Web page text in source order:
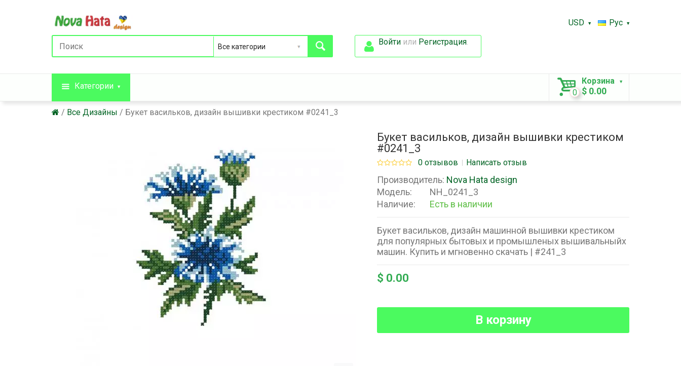
USD
Рус
Войтиили Регистрация.
Категории
Корзина
0 $ 0.00
Все Дизайны Букет васильков, дизайн вышивки крестиком #0241_3
Букет васильков, дизайн вышивки крестиком
#0241_3
0 отзывов Написать отзыв
Производитель: Nova Hata design
Модель:
NH_0241_3
Наличие:
Есть в наличии
Букет васильков, дизайн машинной вышивки крестиком
для популярных бытовых и промышленых вышивальныйх
машин. Купить и мгновенно скачать | #241_3
$ 0.00
В корзину